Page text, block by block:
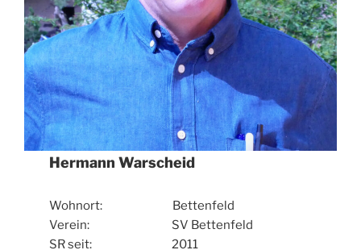
Hermann Warscheid
Wohnort: Bettenfeld
Verein: SV Bettenfeld
SR seit: 2011